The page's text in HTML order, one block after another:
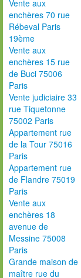
Vente aux
enchères 70 rue
Rébeval Paris
19ème
Vente aux
enchères 15 rue
de Buci 75006
Paris
Vente judiciaire 33
rue Tiquetonne
75002 Paris
Appartement rue
de la Tour 75016
Paris
Appartement rue
de Flandre 75019
Paris
Vente aux
enchères 18
avenue de
Messine 75008
Paris
Grande maison de
maître rue du